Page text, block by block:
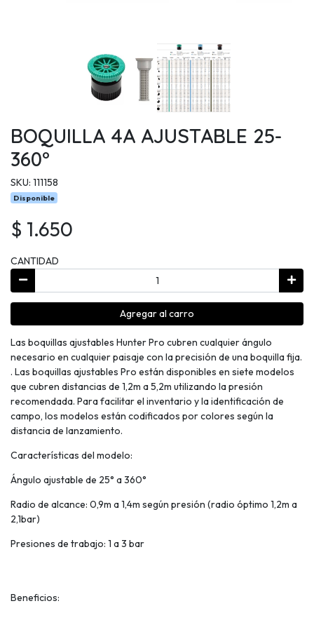
BOQUILLA 4A AJUSTABLE 25-
360°
SKU: 111158
Disponible
$ 1.650
CANTIDAD
Agregar al carro
Las boquillas ajustables Hunter Pro cubren cualquier ángulo
necesario en cualquier paisaje con la precisión de una boquilla fija.
. Las boquillas ajustables Pro están disponibles en siete modelos
que cubren distancias de 1,2m a 5,2m utilizando la presión
recomendada. Para facilitar el inventario y la identificación de
campo, los modelos están codificados por colores según la
distancia de lanzamiento.
Características del modelo:
Ángulo ajustable de 25° a 360°
Radio de alcance: 0,9m a 1,4m según presión (radio óptimo 1,2m a
2,1bar)
Presiones de trabajo: 1 a 3 bar
Beneficios: